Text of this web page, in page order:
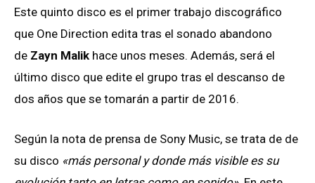
Este quinto disco es el primer trabajo discográfico
que One Direction edita tras el sonado abandono
de Zayn Malik hace unos meses. Además, será el
último disco que edite el grupo tras el descanso de
dos años que se tomarán a partir de 2016.
Según la nota de prensa de Sony Music, se trata de de
su disco «más personal y donde más visible es su